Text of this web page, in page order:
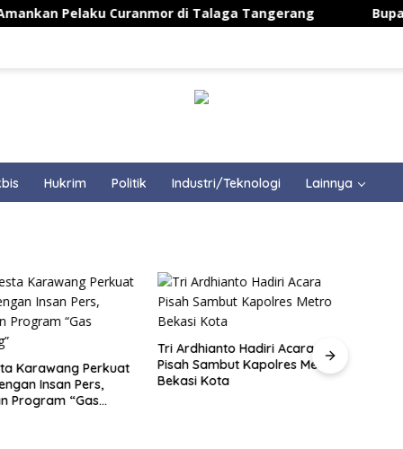
Curanmor di Talaga Tangerang Bupati Aep
Hukrim Politik Industri/Teknologi Lainnya
Karawang Perkuat
Insan Pers,
Program “Gas
Tri Ardhianto Hadiri Acara
Pisah Sambut Kapolres Metro
Bekasi Kota